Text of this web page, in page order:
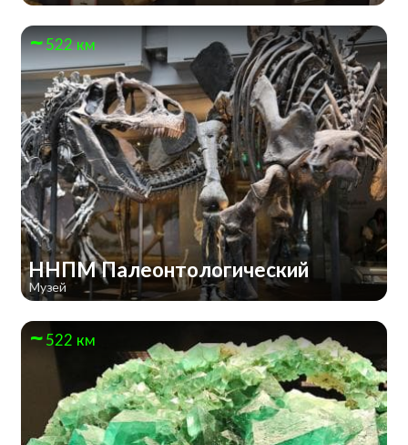
522 км
ННПМ Палеонтологический
Музей
522 км